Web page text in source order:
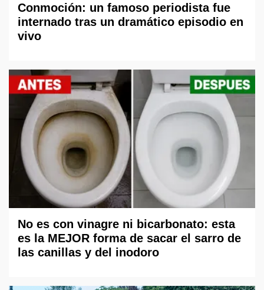
Conmoción: un famoso periodista fue
internado tras un dramático episodio en
vivo
No es con vinagre ni bicarbonato: esta
es la MEJOR forma de sacar el sarro de
las canillas y del inodoro